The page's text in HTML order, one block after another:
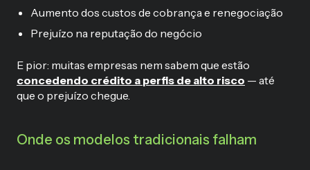
Aumento dos custos de cobrança e renegociação
Prejuízo na reputação do negócio
E pior: muitas empresas nem sabem que estão
concedendo crédito a perfis de alto risco — até
que o prejuízo chegue.
Onde os modelos tradicionais falham